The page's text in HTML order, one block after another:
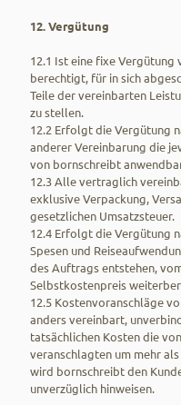
12. Vergütung
12.1 Ist eine fixe
berechtigt, für in sich
Teile der vereinbarten
zu stellen.
12.2 Erfolgt die Vergütung
anderer Vereinbarung die
von bornschreibt
12.3 Alle vertraglich
exklusive Verpackung,
gesetzlichen Umsatzsteuer.
12.4 Erfolgt die Vergütung
Spesen und
des Auftrags entstehen,
Selbstkostenpreis
12.5 Kostenvoranschläge
anders vereinbart,
tatsächlichen Kosten die
veranschlagten um mehr
wird bornschreibt den
unverzüglich hinweisen.